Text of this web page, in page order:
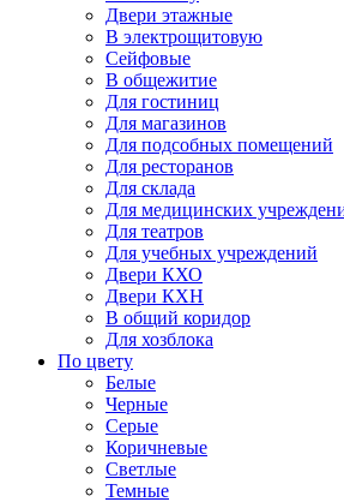
Двери этажные
В электрощитовую
Сейфовые
В общежитие
Для гостиниц
Для магазинов
Для подсобных помещений
Для ресторанов
Для склада
Для медицинских
Для театров
Для учебных учреждений
Двери КХО
Двери КХН
В общий коридор
Для хозблока
По цвету
Белые
Черные
Серые
Коричневые
Светлые
Темные